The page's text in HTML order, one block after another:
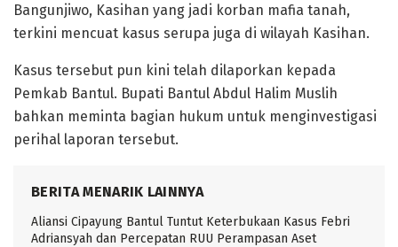
Bangunjiwo, Kasihan yang jadi korban mafia tanah,
terkini mencuat kasus serupa juga di wilayah Kasihan.
Kasus tersebut pun kini telah dilaporkan kepada
Pemkab Bantul. Bupati Bantul Abdul Halim Muslih
bahkan meminta bagian hukum untuk menginvestigasi
perihal laporan tersebut.
BERITA MENARIK LAINNYA
Aliansi Cipayung Bantul Tuntut Keterbukaan Kasus Febri
Adriansyah dan Percepatan RUU Perampasan Aset